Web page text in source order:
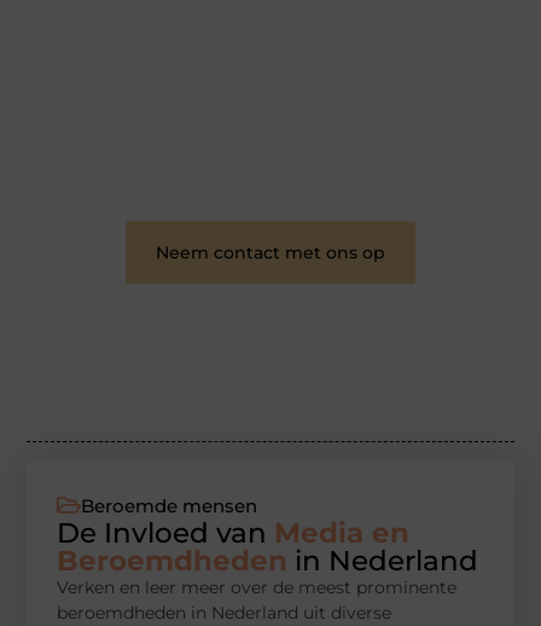
Neem contact met ons op
Beroemde mensen
De Invloed van Media en
Beroemdheden in Nederland
Verken en leer meer over de meest prominente
beroemdheden in Nederland uit diverse